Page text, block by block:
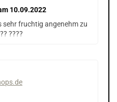
10.09.2022
sehr fruchtig angenehm zu
????